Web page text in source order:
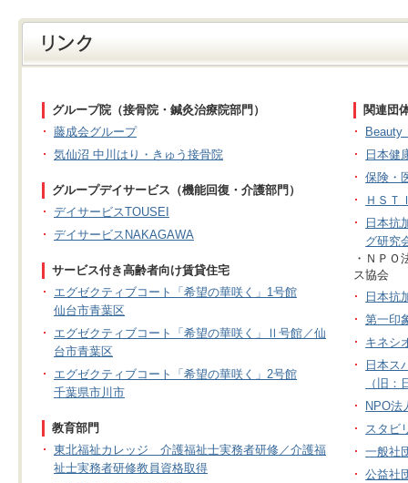
グループ院（接骨院・鍼灸治療院部門）
藤成会グループ
気仙沼 中川はり・きゅう接骨院
グループデイサービス（機能回復・介護部門）
デイサービスTOUSEI
デイサービスNAKAGAWA
サービス付き高齢者向け賃貸住宅
エグゼクティブコート「希望の華咲く」1号館
仙台市青葉区
エグゼクティブコート「希望の華咲く」Ⅱ号館／仙
台市青葉区
エグゼクティブコート「希望の華咲く」2号館
千葉県市川市
教育部門
東北福祉カレッジ 介護福祉士実務者研修／介護福
祉士実務者研修教員資格取得
関連団
日本健
保険・
ＨＳＴ
日本抗
グ研究
・ＮＰＯ
ス協会
日本抗
第一印
キネシ
日本ス
（旧
NPO法
スタビ
一般社
公益社